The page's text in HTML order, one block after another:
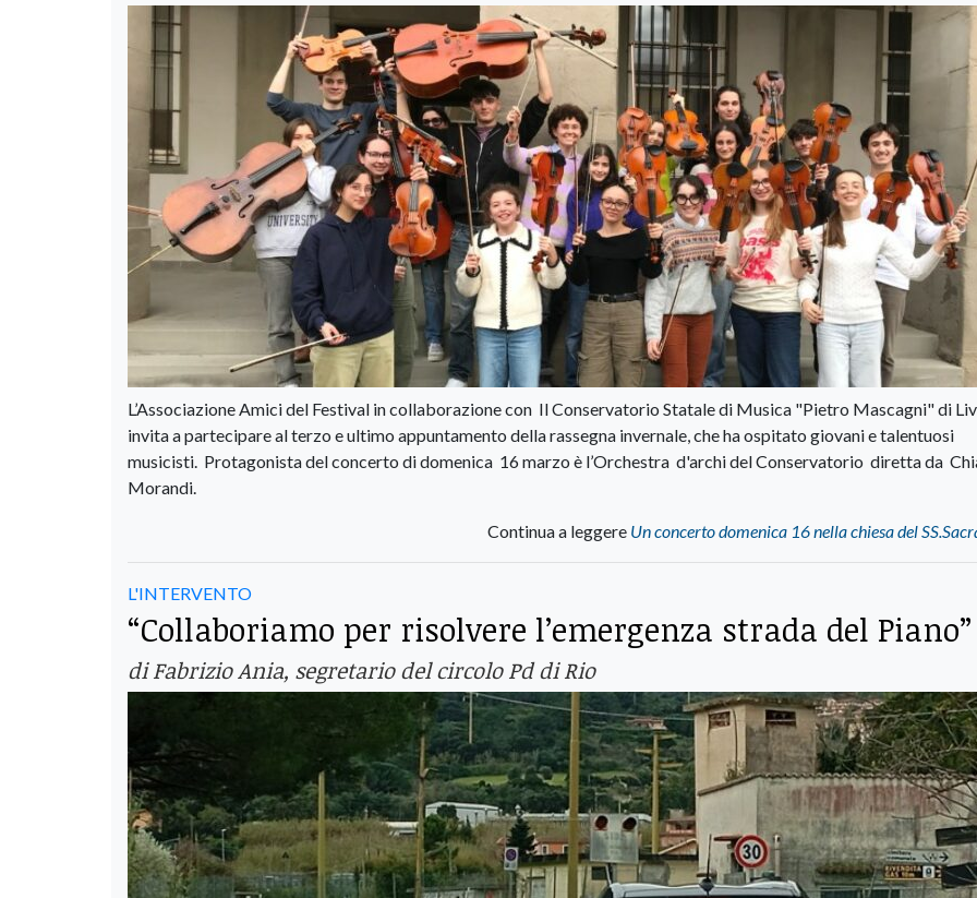
L’Associazione Amici del Festival in collaborazione con Il Conservatorio Statale di Musica "Pietro Mascagni" di
invita a partecipare al terzo e ultimo appuntamento della rassegna invernale, che ha ospitato giovani e talentuosi
musicisti. Protagonista del concerto di domenica 16 marzo è l’Orchestra d'archi del Conservatorio diretta da
Morandi.
Continua a leggere Un concerto domenica 16 nella chiesa del
L'INTERVENTO
“Collaboriamo per risolvere l’emergenza strada del Piano”
di Fabrizio Ania, segretario del circolo Pd di Rio